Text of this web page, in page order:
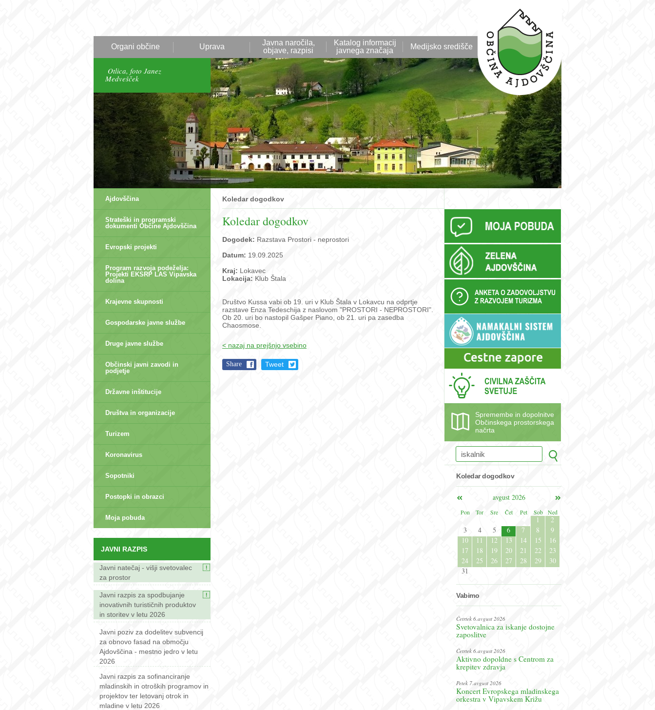
Organi občine Uprava
Javna naročila,
objave, razpisi
Katalog informacij
javnega značaja
Medijsko središče
Otlica, foto Janez
Medvešček
Ajdovščina
Strateški in programski
dokumenti Občine Ajdovščina
Evropski projekti
Program razvoja podeželja:
Projekti EKSRP LAS Vipavska
dolina
Krajevne skupnosti
Gospodarske javne službe
Druge javne službe
Občinski javni zavodi in
podjetje
Državne inštitucije
Društva in organizacije
Turizem
Koronavirus
Sopotniki
Postopki in obrazci
Moja pobuda
JAVNI RAZPIS
Javni natečaj - višji svetovalec
za prostor
Javni razpis za spodbujanje
inovativnih turističnih produktov
in storitev v letu 2026
Javni poziv za dodelitev subvencij
za obnovo fasad na območju
Ajdovščina - mestno jedro v letu
2026
Javni razpis za sofinanciranje
mladinskih in otroških programov in
projektov ter letovanj otrok in
mladine v letu 2026
Koledar dogodkov
Koledar dogodkov
Dogodek: Razstava Prostori - neprostori
Datum: 19.09.2025
Kraj: Lokavec
Lokacija: Klub Štala
Društvo Kussa vabi ob 19. uri v Klub Štala v Lokavcu na odprtje
razstave Enza Tedeschija z naslovom "PROSTORI - NEPROSTORI".
Ob 20. uri bo nastopil Gašper Piano, ob 21. uri pa zasedba
Chaosmose.
< nazaj na prejšnjo vsebino
Share Tweet
Spremembe in dopolnitve
Občinskega prostorskega
načrta
Koledar dogodkov
avgust 2026
Pon
Tor Sre Čet Pet Sob Ned
1
2
3
4 5 6 7 8
9
10
11 12 13 14 15
16
17
18 19 20 21 22
23
24
25 26 27 28 29
30
31
Vabimo
Četrtek 6.avgust 2026
Svetovalnica za iskanje dostojne
zaposlitve
Četrtek 6.avgust 2026
Aktivno dopoldne s Centrom za
krepitev zdravja
Petek 7.avgust 2026
Koncert Evropskega mladinskega
orkestra v Vipavskem Križu